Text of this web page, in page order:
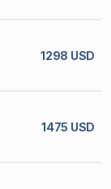
1298 USD
1475 USD